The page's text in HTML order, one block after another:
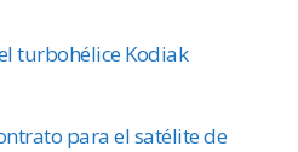
turbohélice Kodiak
para el satélite de